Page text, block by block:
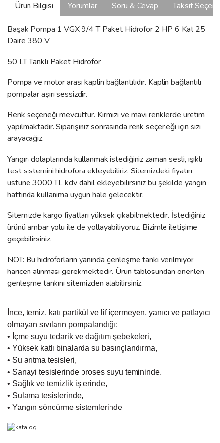
Ürün Bilgisi Yorumlar Soru & Cevap Taksit
Başak Pompa 1 VGX 9/4 T Paket Hidrofor 2 HP 6 Kat 25
Daire 380 V
50 LT Tanklı Paket Hidrofor
Pompa ve motor arası kaplin bağlantılıdır. Kaplin bağlantılı
pompalar aşırı sessizdir.
Renk seçeneği mevcuttur. Kırmızı ve mavi renklerde üretim
yapılmaktadır. Siparişiniz sonrasında renk seçeneği için sizi
arayacağız.
Yangın dolaplarında kullanmak istediğiniz zaman sesli, ışıklı
test sistemini hidrofora ekleyebiliriz. Sitemizdeki fiyatın
üstüne 3000 TL kdv dahil ekleyebilirsiniz bu şekilde yangın
hattında kullanıma uygun hale gelecektir.
Sitemizde kargo fiyatları yüksek çıkabilmektedir. İstediğiniz
ürünü ambar yolu ile de yollayabiliyoruz. Bizimle iletişime
geçebilirsiniz.
NOT: Bu hidroforların yanında genleşme tankı verilmiyor
haricen alınması gerekmektedir. Ürün tablosundan önerilen
genleşme tankını sitemizden alabilirsiniz.
İnce, temiz, katı partikül ve lif içermeyen, yanıcı ve patlayıcı
olmayan sıvıların pompalandığı:
• İçme suyu tedarik ve dağıtım şebekeleri,
• Yüksek katlı binalarda su basınçlandırma,
• Su arıtma tesisleri,
• Sanayi tesislerinde proses suyu temininde,
• Sağlık ve temizlik işlerinde,
• Sulama tesislerinde,
• Yangın söndürme sistemlerinde